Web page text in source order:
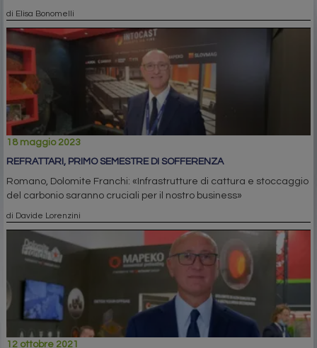
di Elisa Bonomelli
18 maggio 2023
REFRATTARI, PRIMO SEMESTRE DI SOFFERENZA
Romano, Dolomite Franchi: «Infrastrutture di cattura e stoccaggio
del carbonio saranno cruciali per il nostro business»
di Davide Lorenzini
12 ottobre 2021